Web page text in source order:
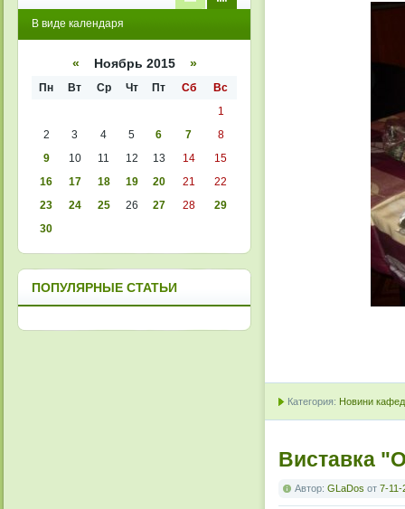
Категория: Новини
Виставка
Автор: GLaDos от 7-11-
кален
списк
В виде календаря
« Ноябрь 2015 »
Пн Вт Ср Чт Пт Сб
Вс
1
2
3 4 5 6 7
8
9
10 11 12 13 14
15
16
17 18 19 20 21
22
23
24 25 26 27 28
29
30
ПОПУЛЯРНЫЕ СТАТЬИ